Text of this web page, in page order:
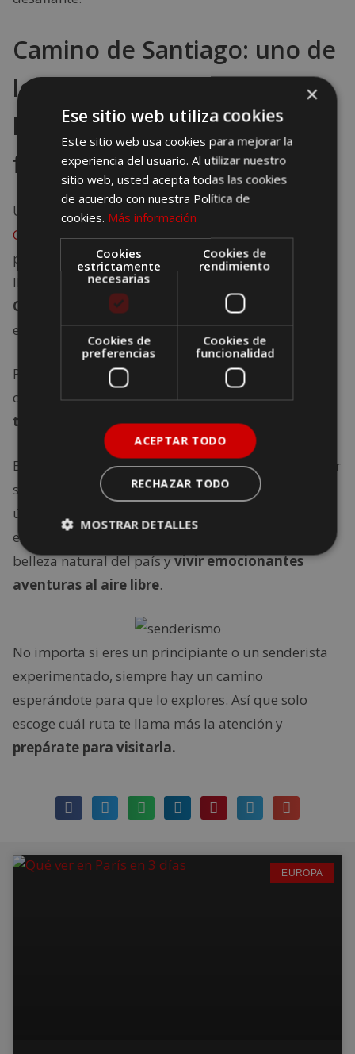
Camino de Santiago: uno de
los mejores lugares para
hacer senderismo más
famosos
Una experiencia que trasciende el senderismo, el
Camino de Santiagoes una red de rutas de
peregrinación que te llevará por toda España hasta
llegar a la majestuosa
Compostela en Galicia
. Incluso los no interesados
en el senderismo disfrutan adentrándose en él.
Por ello, es una opción de visita casi obligada en
caso de que estésvisitando España como un
turista.
En conclusión, cada uno de estos lugares para hacer
senderismo en España ofrece una oportunidad
única para explorar la naturaleza en su máxima
expresión. Todos ellos te invitan a sumergirte en la
belleza natural del país yvivir emocionantes
aventuras al aire libre.
No importa si eres un principiante o un senderista
experimentado, siempre hay un camino
esperándote para que lo explores. Así que solo
escoge cuál ruta te llama más la atención y
prepárate para visitarla.
EUROPA
×
Ese sitio web utiliza cookies
Este sitio web usa cookies para mejorar la
experiencia del usuario. Al utilizar nuestro
sitio web, usted acepta todas las cookies
de acuerdo con nuestra Política de
cookies. Más información
Cookies
estrictamente
necesarias
Cookies de
rendimiento
Cookies de
preferencias
Cookies de
funcionalidad
ACEPTAR TODO
RECHAZAR TODO
MOSTRAR DETALLES